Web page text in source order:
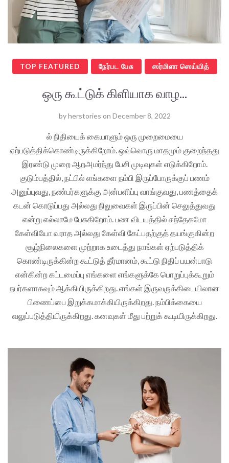
TOP FEATURED நேர்பட பேசு ஸர்மிளா ஸெய்யித்
ஒரு கூட்டுக் கிளியாக வாழ...
byherstories on December 8, 2022
ல் நிதியைக் கையாளும் ஒரு முறைமையை
ஏற்படுத்திக்கொண்டிருக்கிறோம். ஒவ்வொரு மாதமும் குறைந்தது
இரண்டு முறை ஆறஅமர்ந்து பேசி முடிவுகள் எடுக்கிறோம்.
குடும்பத்தில், நட்பில் எங்களை நம்பி இருப்போருக்குப் பணம்
அனுப்புவது, நண்பர்களுக்கு அன்பளிப்பு வாங்குவது, பணத்தைக்
கடன் கொடுப்பது அல்லது நிலுவைகள் இருப்பின் செலுத்துவது
என்று எல்லாமே பேசுகிறோம். பண விடயத்தில் சந்தேகமோ
கேள்வியோ வராத அல்லது கேள்வி கேட்பதற்குத் தயங்குகின்ற
சூழ்நிலைகளை முற்றாக உடைத்து நாங்கள் ஏற்படுத்திக்
கொண்டிருக்கின்ற கூட்டுத் தீர்மானம், கூட்டு நிதிப் பயன்பாடு
என்கின்ற கட்டமைப்பு எங்களை எங்களுக்கே பொறுப்புக்கூறும்
நபர்களாகவும் ஆக்கியிருக்கிறது. எங்கள் இருவருக்கிடையிலான
பிணைப்பை இறுக்கமாக்கியிருக்கிறது. நம்பிக்கையை
வலுப்படுத்தியிருக்கிறது. கனவுகள் மீது பற்றுக் கூடியிருக்கிறது.